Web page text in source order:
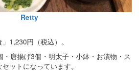
Retty
1,230円（税込）。
唐揚げ3個・明太子・小鉢・お漬物・ス
ットになっています。